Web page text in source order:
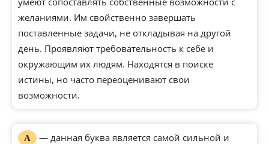
желаниями. Им свойственно завершать
поставленные задачи, не откладывая на другой
день. Проявляют требовательность к себе и
окружающим их людям. Находятся в поиске
истины, но часто переоценивают свои
возможности.
А
— данная буква является самой сильной и